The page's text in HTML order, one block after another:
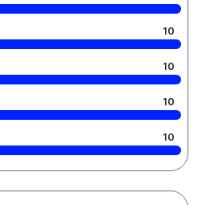
10
10
10
10